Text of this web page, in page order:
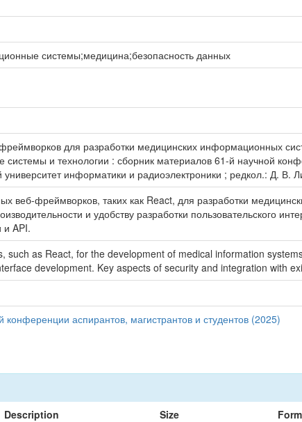
системы;медицина;безопасность данных
для разработки медицинских информационных
и технологии : сборник материалов 61-й научной
информатики и радиоэлектроники ; редкол.: Д.
веб-фреймворков, таких как React, для разработки
и удобству разработки пользовательского
и API.
as React, for the development of medical information
development. Key aspects of security and integration with
аспирантов, магистрантов и студентов (2025)
Description Size